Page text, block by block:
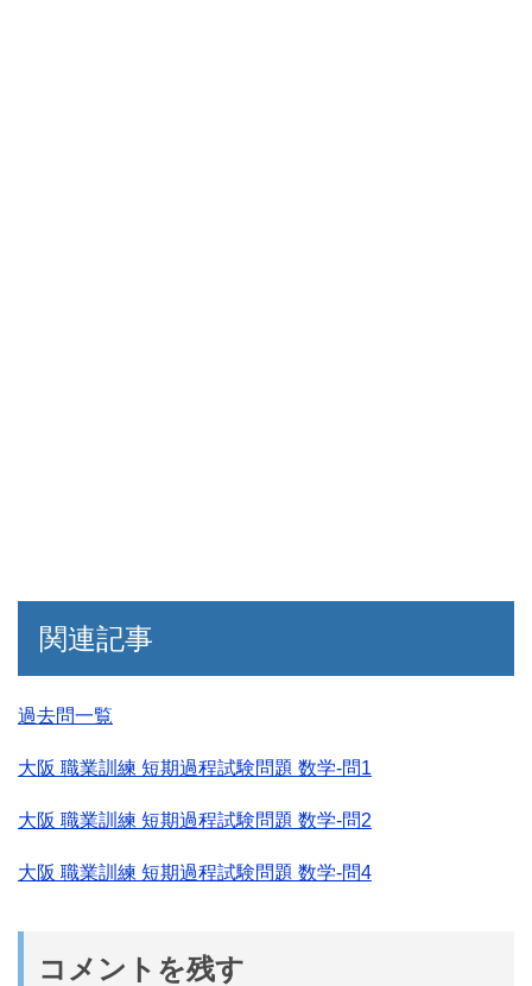
関連記事
過去問一覧
大阪 職業訓練 短期過程試験問題 数学-問1
大阪 職業訓練 短期過程試験問題 数学-問2
大阪 職業訓練 短期過程試験問題 数学-問4
コメントを残す